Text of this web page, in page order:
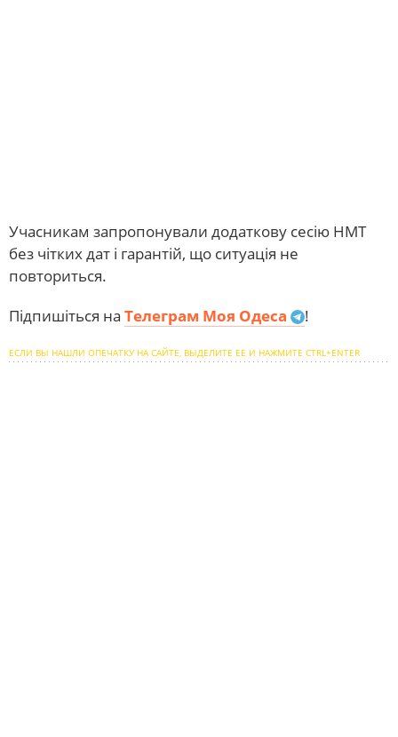
Учасникам запропонували додаткову сесію НМТ
без чітких дат і гарантій, що ситуація не
повториться.
Підпишіться на Телеграм Моя Одеса !
ЕСЛИ ВЫ НАШЛИ ОПЕЧАТКУ НА САЙТЕ, ВЫДЕЛИТЕ ЕЕ И НАЖМИТЕ CTRL+ENTER